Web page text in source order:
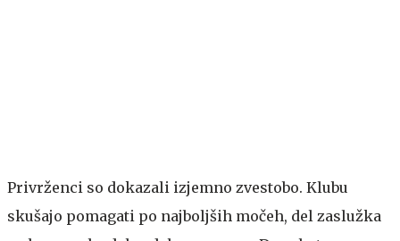
Privrženci so dokazali izjemno zvestobo. Klubu
skušajo pomagati po najboljših močeh, del zaslužka